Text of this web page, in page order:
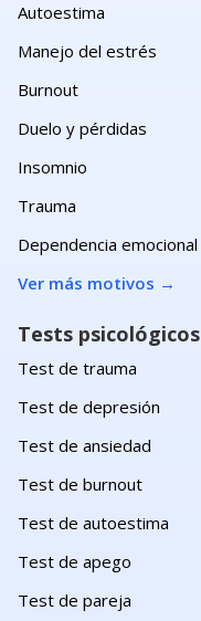
Autoestima
Manejo del estrés
Burnout
Duelo y pérdidas
Insomnio
Trauma
Dependencia emocional
Ver más motivos →
Tests psicológicos
Test de trauma
Test de depresión
Test de ansiedad
Test de burnout
Test de autoestima
Test de apego
Test de pareja